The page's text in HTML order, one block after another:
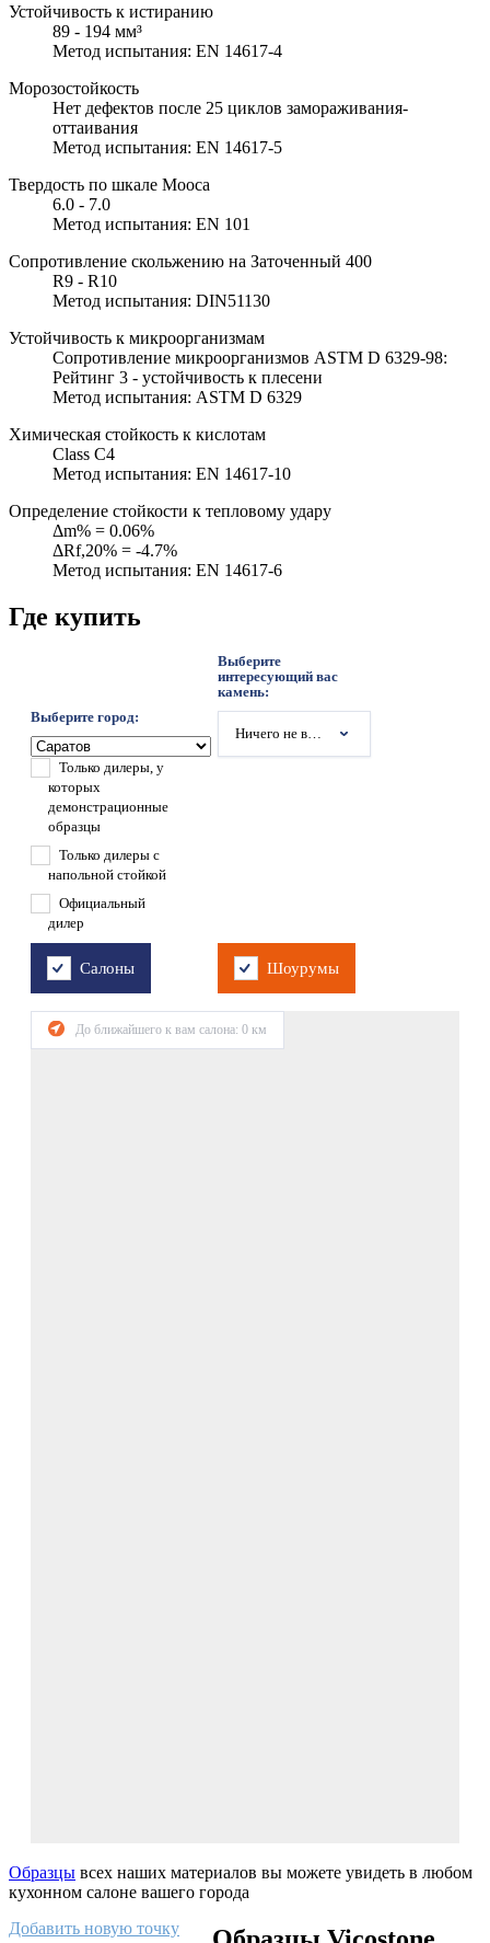
Устойчивость к истиранию
89 - 194 мм³
Метод испытания: EN 14617-4
Морозостойкость
Нет дефектов после 25 циклов замораживания-
оттаивания
Метод испытания: EN 14617-5
Твердость по шкале Мооса
6.0 - 7.0
Метод испытания: EN 101
Сопротивление скольжению на Заточенный 400
R9 - R10
Метод испытания: DIN51130
Устойчивость к микроорганизмам
Сопротивление микроорганизмов ASTM D 6329-98:
Рейтинг 3 - устойчивость к плесени
Метод испытания: ASTM D 6329
Химическая стойкость к кислотам
Class C4
Метод испытания: EN 14617-10
Определение стойкости к тепловому удару
Δm% = 0.06%
ΔRf,20% = -4.7%
Метод испытания: EN 14617-6
Где купить
Выберите город:
Выберите
интересующий вас
камень:
Ничего не выбрано
Только дилеры, у
которых
демонстрационные
образцы
Только дилеры с
напольной стойкой
Официальный
дилер
Салоны Шоурумы
До ближайшего к вам салона: 0 км
Образцы всех наших материалов вы можете увидеть в любом
кухонном салоне вашего города
Добавить новую точку